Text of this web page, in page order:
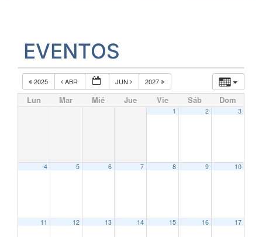
EVENTOS
2025 ABR JUN 2027
Lun Mar Mié Jue Vie Sáb Dom
1 2 3
4 5 6 7 8 9 10
11 12 13 14 15 16 17